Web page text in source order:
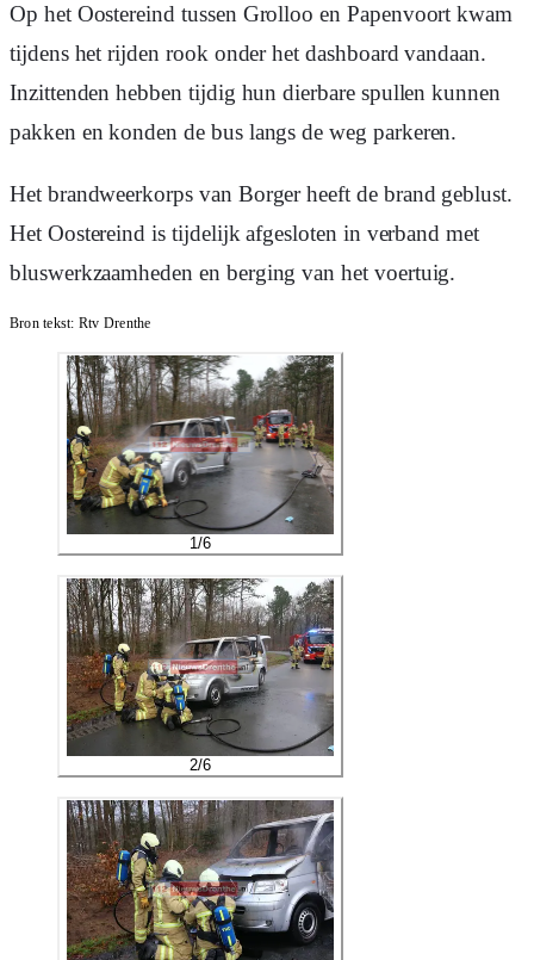
Op het Oostereind tussen Grolloo en Papenvoort kwam
tijdens het rijden rook onder het dashboard vandaan.
Inzittenden hebben tijdig hun dierbare spullen kunnen
pakken en konden de bus langs de weg parkeren.
Het brandweerkorps van Borger heeft de brand geblust.
Het Oostereind is tijdelijk afgesloten in verband met
bluswerkzaamheden en berging van het voertuig.
Bron tekst: Rtv Drenthe
1 /6
2/6